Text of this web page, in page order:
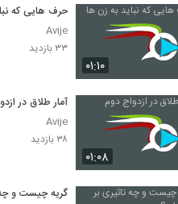
۰۱:۱۰
حرف هایی که
Avije
۳۳ بازدید
۰۱:۰۸
آمار طلاق در
Avije
۳۸ بازدید
گریه چیست و چه